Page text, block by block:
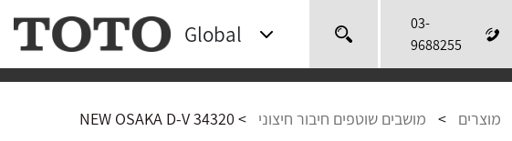
03-
9688255
Global
מוצרים > מושבים שוטפים חיבור חיצוני >
NEW OSAKA D-V 34320